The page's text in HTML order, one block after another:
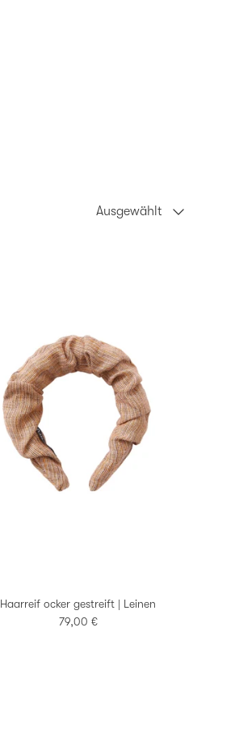
Sortieren nach
Ausgewählt
Haarreif ocker gestreift | Leinen
Normaler Preis
79,00 €